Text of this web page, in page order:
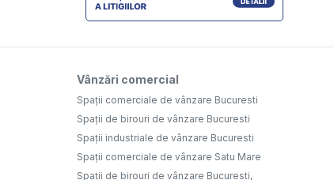
Vânzări comercial
Spații comerciale de vânzare Bucuresti
Spații de birouri de vânzare Bucuresti
Spații industriale de vânzare Bucuresti
Spații comerciale de vânzare Satu Mare
Spații de birouri de vânzare Bucuresti,